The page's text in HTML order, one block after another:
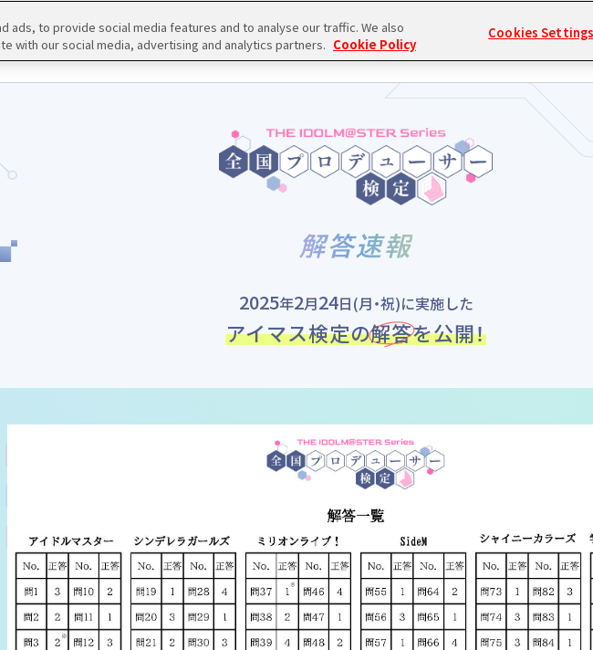
TOPPICK
解答速報
2025年2月24日(月・祝)に実施した
アイマス検定の解答を公開！
ads, to provide social media features and to analyse our traffic. We also
with our social media, advertising and analytics partners. Cookie Policy
Cookies Settings